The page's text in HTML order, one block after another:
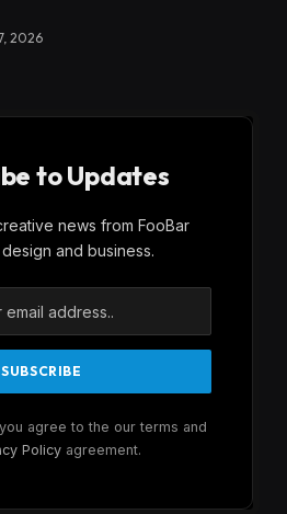
2026
to Updates
news from FooBar
and business.
agree to the our terms and
Policyagreement.